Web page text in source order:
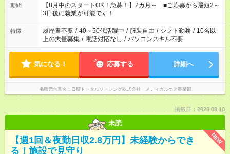
「できれば残業はしたくない」 など、ご希望を教えてください
ね。 ※Wワーク希望の方へ 今ご覧のお仕事で希望する勤務時間
と、もう1つのお仕事の勤務時間。 合計で週40時間を超える場
合は応募できません。
期間
【8月中のスタートOK！急募！】2カ月～ ■ご応募から最短2～
3日後に就業が可能です！
特徴 履歴書不要 / 40～50代活躍中 / 服装自由 / シフト勤務 / 10名以
上の大量募集 / 電話対応なし / パソコンスキル不要
気になる！ 応募する 詳細へ
掲載元企業名 日研トータルソーシング株式会社 メディカルケア事業部
掲載日：2026.08.10
未読
NEW
【週1回＆夜勤日収2.8万円】未経験からでき
る！施設で見守り